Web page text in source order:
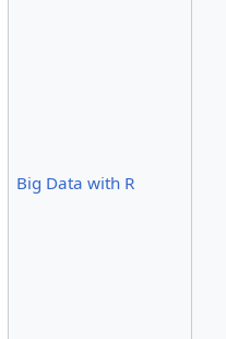
Big Data with R